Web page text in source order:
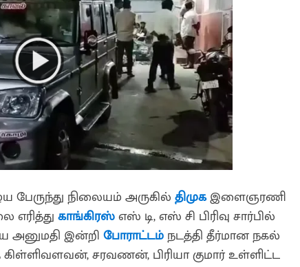
பேருந்து நிலையம் அருகில்திமுகஇளைஞரணி
எரித்துகாங்கிரஸ்எஸ் டி, எஸ் சி பிரிவு சார்பில்
அனுமதி இன்றிபோராட்டம்நடத்தி தீர்மான நகல்
சரவணன், பிரியா குமார் உள்ளிட்ட